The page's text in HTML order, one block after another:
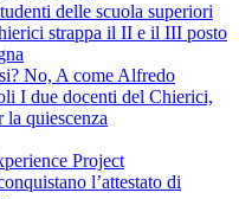
delle scuola superiori
strappa il II e il III posto
No, A come Alfredo
I due docenti del Chierici,
la quiescenza
Project
l’attestato di